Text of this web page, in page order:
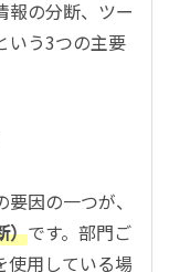
報の分断、ツー
いう3つの主要
因の一つが、
）です。部門ご
使用している場